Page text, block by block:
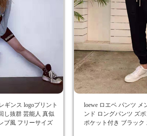
ギンス logoプリント
し抜群 芸能人 真似
ブ風 フリーサイズ
loewe ロエベ パンツ メ
ンド ロングパンツ ズ
ポケット付き ブラック